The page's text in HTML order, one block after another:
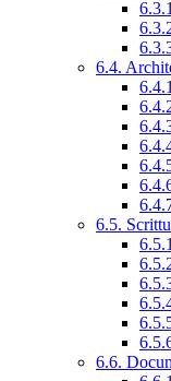
6.4.
6.5.
6.6.